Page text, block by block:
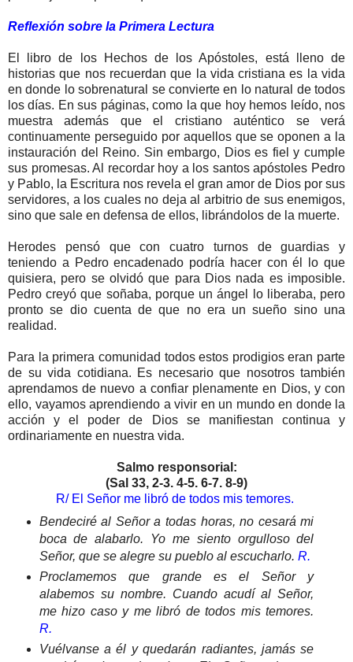
Reflexión sobre la Primera Lectura
El libro de los Hechos de los Apóstoles, está lleno de
historias que nos recuerdan que la vida cristiana es la vida
en donde lo sobrenatural se convierte en lo natural de todos
los días. En sus páginas, como la que hoy hemos leído, nos
muestra además que el cristiano auténtico se verá
continuamente perseguido por aquellos que se oponen a la
instauración del Reino. Sin embargo, Dios es fiel y cumple
sus promesas. Al recordar hoy a los santos apóstoles Pedro
y Pablo, la Escritura nos revela el gran amor de Dios por sus
servidores, a los cuales no deja al arbitrio de sus enemigos,
sino que sale en defensa de ellos, librándolos de la muerte.
Herodes pensó que con cuatro turnos de guardias y
teniendo a Pedro encadenado podría hacer con él lo que
quisiera, pero se olvidó que para Dios nada es imposible.
Pedro creyó que soñaba, porque un ángel lo liberaba, pero
pronto se dio cuenta de que no era un sueño sino una
realidad.
Para la primera comunidad todos estos prodigios eran parte
de su vida cotidiana. Es necesario que nosotros también
aprendamos de nuevo a confiar plenamente en Dios, y con
ello, vayamos aprendiendo a vivir en un mundo en donde la
acción y el poder de Dios se manifiestan continua y
ordinariamente en nuestra vida.
Salmo responsorial:
(Sal 33, 2-3. 4-5. 6-7. 8-9)
R/ El Señor me libró de todos mis temores.
Bendeciré al Señor a todas horas, no cesará mi
boca de alabarlo. Yo me siento orgulloso del
Señor, que se alegre su pueblo al escucharlo. R.
Proclamemos que grande es el Señor y
alabemos su nombre. Cuando acudí al Señor,
me hizo caso y me libró de todos mis temores.
R.
Vuélvanse a él y quedarán radiantes, jamás se